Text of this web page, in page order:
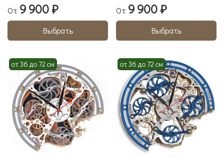
От 9 900 ₽
Выбрать
От 9 900 ₽
Выбрать
от 36 до 72 см от 36 до 72 см